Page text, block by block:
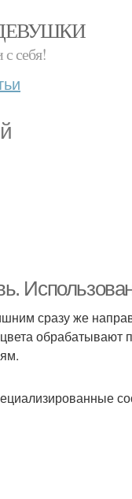
себя!
сразу же